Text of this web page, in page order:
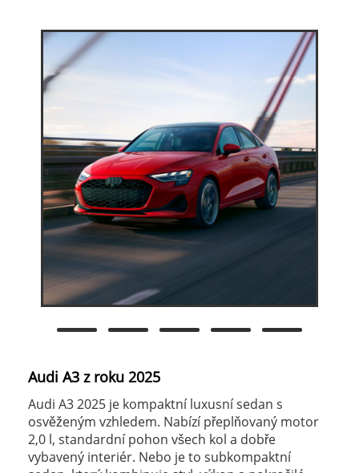
Audi A3 z roku 2025
Audi A3 2025 je kompaktní luxusní sedan s
osvěženým vzhledem. Nabízí přeplňovaný motor
2,0 l, standardní pohon všech kol a dobře
vybavený interiér. Nebo je to subkompaktní